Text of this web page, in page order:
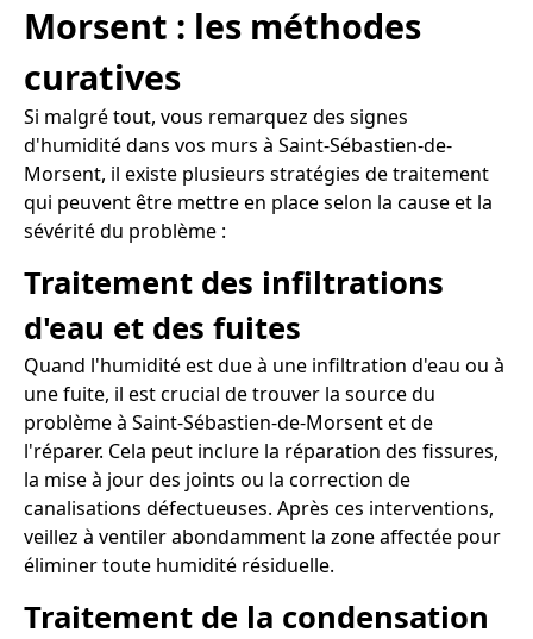
Morsent : les méthodes
curatives
Si malgré tout, vous remarquez des signes
d'humidité dans vos murs à Saint-Sébastien-de-
Morsent, il existe plusieurs stratégies de traitement
qui peuvent être mettre en place selon la cause et la
sévérité du problème :
Traitement des infiltrations
d'eau et des fuites
Quand l'humidité est due à une infiltration d'eau ou à
une fuite, il est crucial de trouver la source du
problème à Saint-Sébastien-de-Morsent et de
l'réparer. Cela peut inclure la réparation des fissures,
la mise à jour des joints ou la correction de
canalisations défectueuses. Après ces interventions,
veillez à ventiler abondamment la zone affectée pour
éliminer toute humidité résiduelle.
Traitement de la condensation